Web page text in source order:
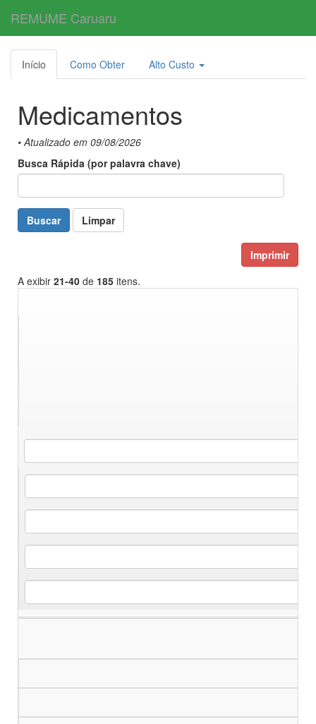
REMUME Caruaru
Início Como Obter Alto Custo
Medicamentos
• Atualizado em 09/08/2026
Busca Rápida (por palavra chave)
Buscar Limpar
Imprimir
A exibir 21-40 de 185 itens.